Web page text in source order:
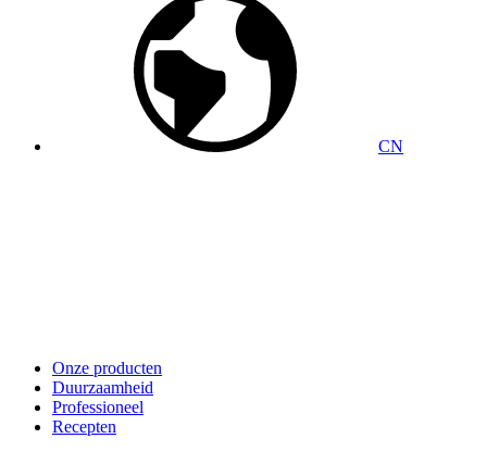
CN
Onze producten
Duurzaamheid
Professioneel
Recepten